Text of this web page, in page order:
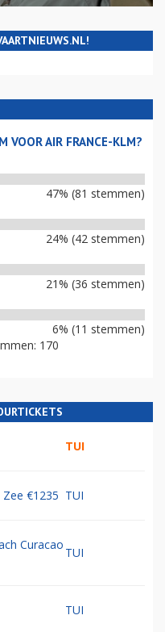
VOOR AIR FRANCE-KLM?
47% (81 stemmen)
24% (42 stemmen)
21% (36 stemmen)
6% (11 stemmen)
170
TUI
€1235 TUI
Curacao
TUI
TUI